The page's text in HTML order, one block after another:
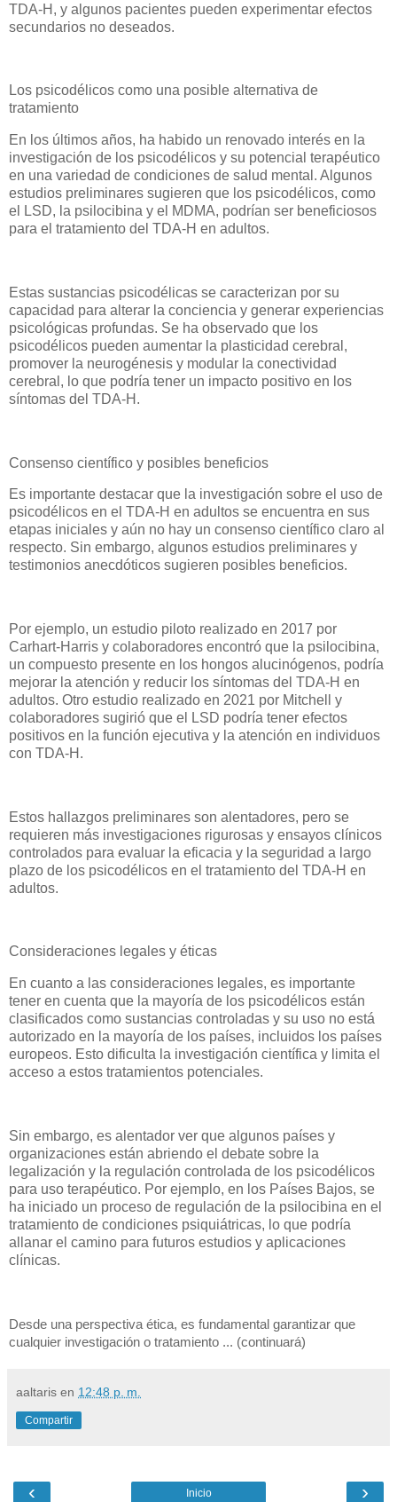
TDA-H, y algunos pacientes pueden experimentar efectos
secundarios no deseados.
Los psicodélicos como una posible alternativa de
tratamiento
En los últimos años, ha habido un renovado interés en la
investigación de los psicodélicos y su potencial terapéutico
en una variedad de condiciones de salud mental. Algunos
estudios preliminares sugieren que los psicodélicos, como
el LSD, la psilocibina y el MDMA, podrían ser beneficiosos
para el tratamiento del TDA-H en adultos.
Estas sustancias psicodélicas se caracterizan por su
capacidad para alterar la conciencia y generar experiencias
psicológicas profundas. Se ha observado que los
psicodélicos pueden aumentar la plasticidad cerebral,
promover la neurogénesis y modular la conectividad
cerebral, lo que podría tener un impacto positivo en los
síntomas del TDA-H.
Consenso científico y posibles beneficios
Es importante destacar que la investigación sobre el uso de
psicodélicos en el TDA-H en adultos se encuentra en sus
etapas iniciales y aún no hay un consenso científico claro al
respecto. Sin embargo, algunos estudios preliminares y
testimonios anecdóticos sugieren posibles beneficios.
Por ejemplo, un estudio piloto realizado en 2017 por
Carhart-Harris y colaboradores encontró que la psilocibina,
un compuesto presente en los hongos alucinógenos, podría
mejorar la atención y reducir los síntomas del TDA-H en
adultos. Otro estudio realizado en 2021 por Mitchell y
colaboradores sugirió que el LSD podría tener efectos
positivos en la función ejecutiva y la atención en individuos
con TDA-H.
Estos hallazgos preliminares son alentadores, pero se
requieren más investigaciones rigurosas y ensayos clínicos
controlados para evaluar la eficacia y la seguridad a largo
plazo de los psicodélicos en el tratamiento del TDA-H en
adultos.
Consideraciones legales y éticas
En cuanto a las consideraciones legales, es importante
tener en cuenta que la mayoría de los psicodélicos están
clasificados como sustancias controladas y su uso no está
autorizado en la mayoría de los países, incluidos los países
europeos. Esto dificulta la investigación científica y limita el
acceso a estos tratamientos potenciales.
Sin embargo, es alentador ver que algunos países y
organizaciones están abriendo el debate sobre la
legalización y la regulación controlada de los psicodélicos
para uso terapéutico. Por ejemplo, en los Países Bajos, se
ha iniciado un proceso de regulación de la psilocibina en el
tratamiento de condiciones psiquiátricas, lo que podría
allanar el camino para futuros estudios y aplicaciones
clínicas.
Desde una perspectiva ética, es fundamental garantizar que
cualquier investigación o tratamiento ... (continuará)
aaltaris en 12:48 p. m.
Compartir
‹ ›
Inicio